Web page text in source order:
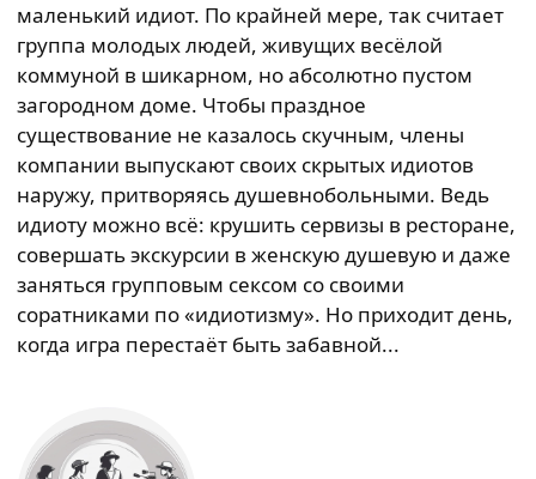
маленький идиот. По крайней мере, так считает
группа молодых людей, живущих весёлой
коммуной в шикарном, но абсолютно пустом
загородном доме. Чтобы праздное
существование не казалось скучным, члены
компании выпускают своих скрытых идиотов
наружу, притворяясь душевнобольными. Ведь
идиоту можно всё: крушить сервизы в ресторане,
совершать экскурсии в женскую душевую и даже
заняться групповым сексом со своими
соратниками по «идиотизму». Но приходит день,
когда игра перестаёт быть забавной...